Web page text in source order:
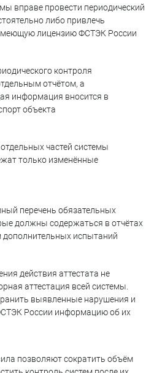
вправе провести периодический
либо привлечь
лицензию ФСТЭК России
контроля
отчётом, а
информация вносится в
объекта
частей системы
только изменённые
перечень обязательных
должны содержаться в отчётах
дополнительных испытаний
действия аттестата не
аттестация всей системы.
выявленные нарушения и
России информацию об их
позволяют сократить объём